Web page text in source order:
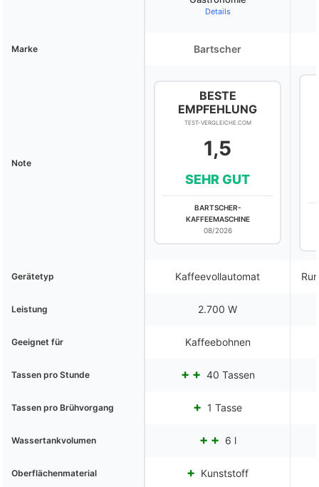
Details
Marke Bartscher
Note
BESTE
EMPFEHLUNG
TEST-VERGLEICHE.COM
1,5
SEHR GUT
BARTSCHER-
KAFFEEMASCHINE
08/2026
Gerätetyp Kaffeevollautomat
Leistung 2.700 W
Geeignet für Kaffeebohnen
Tassen pro Stunde 40 Tassen
Tassen pro Brühvorgang 1 Tasse
Wassertankvolumen 6 l
Oberflächenmaterial Kunststoff